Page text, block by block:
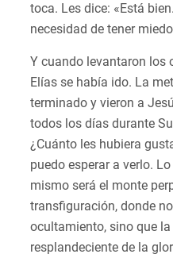
toca. Les dice: «Está
necesidad de tener
Y cuando levantaron los
Elías se había ido. La
terminado y vieron a
todos los días durante
¿Cuánto les hubiera
puedo esperar a verlo.
mismo será el monte
transfiguración, donde
ocultamiento, sino que
resplandeciente de la